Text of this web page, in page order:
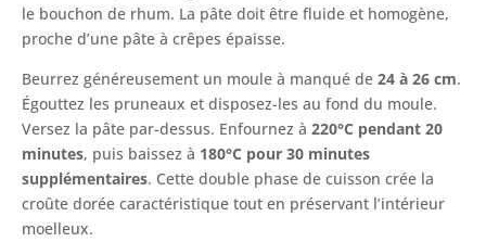
le bouchon de rhum. La pâte doit être fluide et homogène,
proche d’une pâte à crêpes épaisse.
Beurrez généreusement un moule à manqué de 24 à 26 cm.
Égouttez les pruneaux et disposez-les au fond du moule.
Versez la pâte par-dessus. Enfournez à 220°C pendant 20
minutes, puis baissez à 180°C pour 30 minutes
supplémentaires. Cette double phase de cuisson crée la
croûte dorée caractéristique tout en préservant l’intérieur
moelleux.